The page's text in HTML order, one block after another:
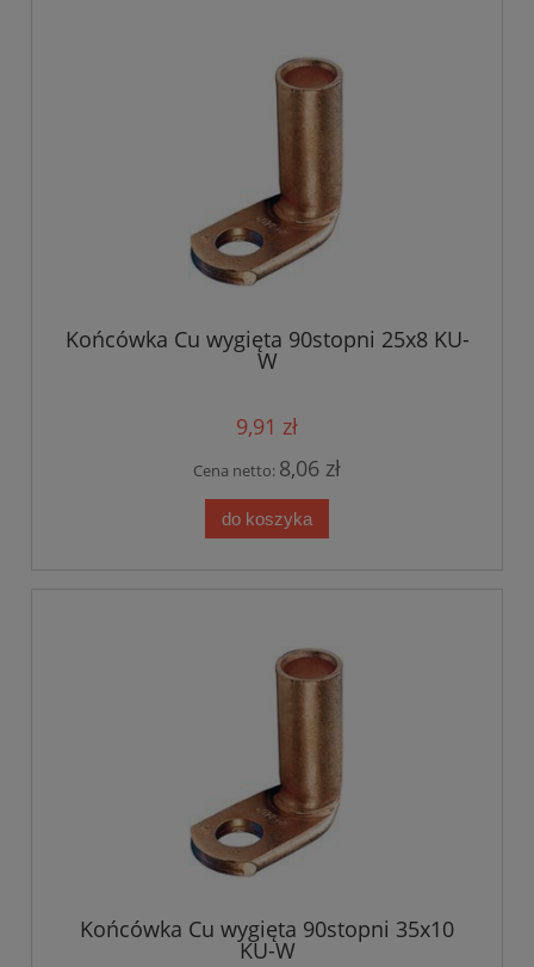
Końcówka Cu wygięta 90stopni 25x8 KU-
W
9,91 zł
Cena netto: 8,06 zł
do koszyka
Końcówka Cu wygięta 90stopni 35x10
KU-W